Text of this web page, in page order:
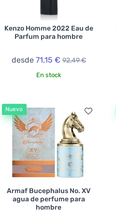
Kenzo Homme 2022 Eau de
Parfum para hombre
desde 71,15 € 92,49 €
En stock
Nuevo
Armaf Bucephalus No. XV
agua de perfume para
hombre